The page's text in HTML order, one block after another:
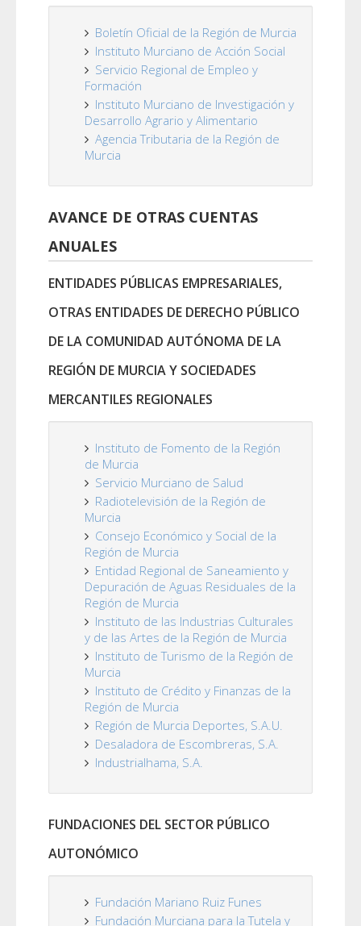
Boletín Oficial de la Región de Murcia
Instituto Murciano de Acción Social
Servicio Regional de Empleo y
Formación
Instituto Murciano de Investigación y
Desarrollo Agrario y Alimentario
Agencia Tributaria de la Región de
Murcia
AVANCE DE OTRAS CUENTAS
ANUALES
ENTIDADES PÚBLICAS EMPRESARIALES,
OTRAS ENTIDADES DE DERECHO PÚBLICO
DE LA COMUNIDAD AUTÓNOMA DE LA
REGIÓN DE MURCIA Y SOCIEDADES
MERCANTILES REGIONALES
Instituto de Fomento de la Región
de Murcia
Servicio Murciano de Salud
Radiotelevisión de la Región de
Murcia
Consejo Económico y Social de la
Región de Murcia
Entidad Regional de Saneamiento y
Depuración de Aguas Residuales de la
Región de Murcia
Instituto de las Industrias Culturales
y de las Artes de la Región de Murcia
Instituto de Turismo de la Región de
Murcia
Instituto de Crédito y Finanzas de la
Región de Murcia
Región de Murcia Deportes, S.A.U.
Desaladora de Escombreras, S.A.
Industrialhama, S.A.
FUNDACIONES DEL SECTOR PÚBLICO
AUTONÓMICO
Fundación Mariano Ruiz Funes
Fundación Murciana para la Tutela y